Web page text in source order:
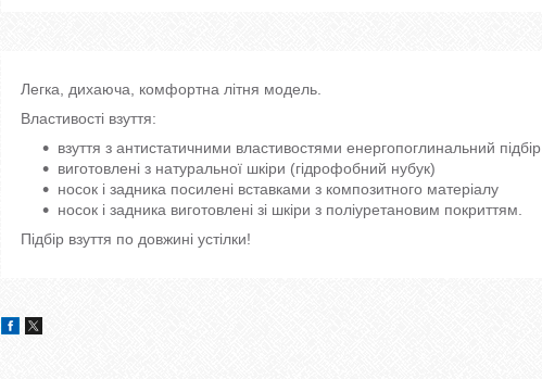
Легка, дихаюча, комфортна літня модель.
Властивості взуття:
взуття з антистатичними властивостями енергопоглинальний підбір
виготовлені з натуральної шкіри (гідрофобний нубук)
носок і задника посилені вставками з композитного матеріалу
носок і задника виготовлені зі шкіри з поліуретановим покриттям.
Підбір взуття по довжині устілки!